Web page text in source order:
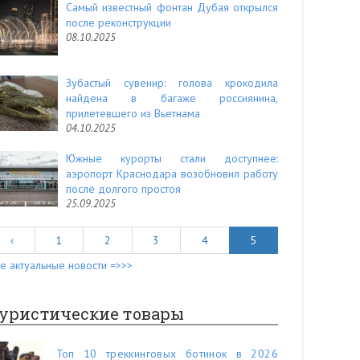
Самый известный фонтан Дубая открылся
после реконструкции
08.10.2025
Зубастый сувенир: голова крокодила
найдена в багаже россиянина,
прилетевшего из Вьетнама
04.10.2025
Южные курорты стали доступнее:
аэропорт Краснодара возобновил работу
после долгого простоя
25.09.2025
‹ 1 2 3 4
5
актуальные новости =>>>
товары
Топ 10 треккинговых ботинок в 2026